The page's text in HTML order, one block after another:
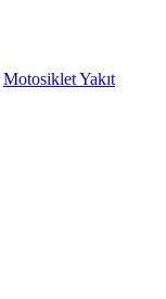
Motosiklet Yakıt